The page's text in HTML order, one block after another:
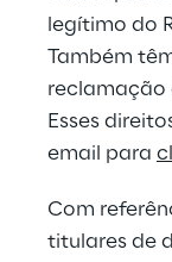
legítimo do
Também
reclamação
Esses
email para
Com
titulares de